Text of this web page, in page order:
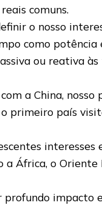
comuns.
o nosso
como
ou reativa
a China,
primeiro país
interesses
a África, o
profundo impacto